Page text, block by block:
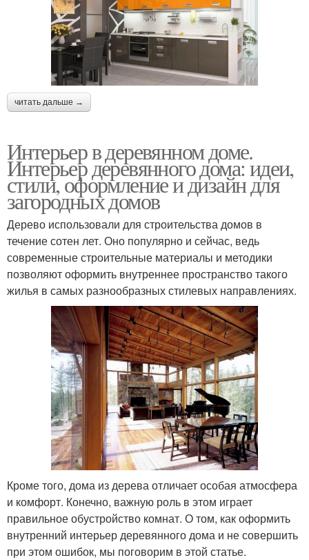
читать дальше →
Интерьер в деревянном доме.
Интерьер деревянного дома: идеи,
стили, оформление и дизайн для
загородных домов
Дерево использовали для строительства домов в
течение сотен лет. Оно популярно и сейчас, ведь
современные строительные материалы и методики
позволяют оформить внутреннее пространство такого
жилья в самых разнообразных стилевых направлениях.
Кроме того, дома из дерева отличает особая атмосфера
и комфорт. Конечно, важную роль в этом играет
правильное обустройство комнат. О том, как оформить
внутренний интерьер деревянного дома и не совершить
при этом ошибок, мы поговорим в этой статье.